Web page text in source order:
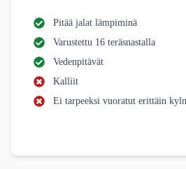
Pitää jalat lämpiminä
Varustettu 16 teräsnastalla
Vedenpitävät
Kalliit
Ei tarpeeksi vuoratut erittäin